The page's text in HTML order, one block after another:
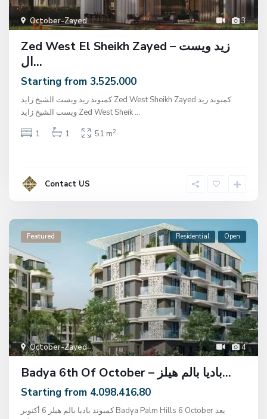
3
October-Zayed
Zed West El Sheikh Zayed – زيد ويست
ال...
Starting from 3.525.000
كمبوند زيد ويست الشيخ زايد Zed West Sheikh Zayed كمبوند زيد
ويست الشيخ زايد Zed West Sheik ...
1
1 51 m2
Contact US
4
October-Zayed
Featured Residential Open
Badya 6th Of October – باديا بالم هيلز...
Starting from 4.098.416.80
كمبوند باديا بالم هيلز 6 أكتوبر Badya Palm Hills 6 October يعد